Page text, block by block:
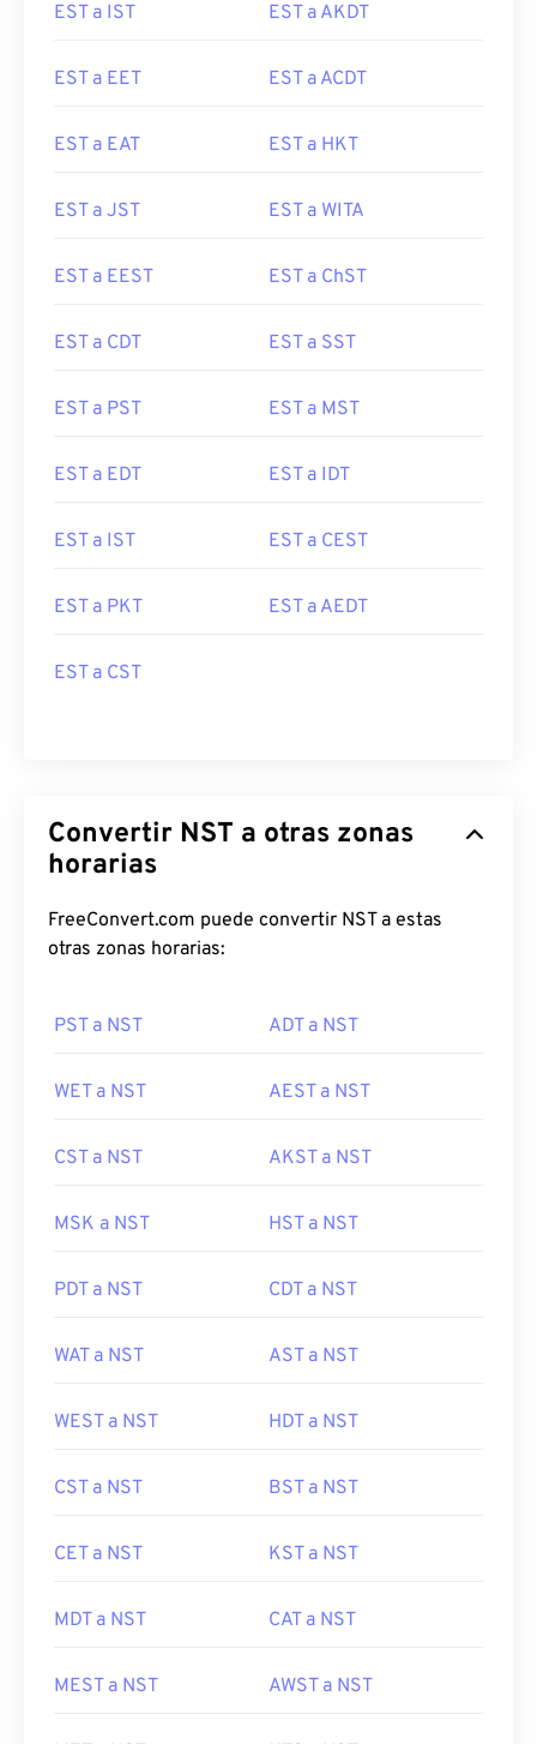
EST a IST EST a AKDT
EST a EET EST a ACDT
EST a EAT EST a HKT
EST a JST EST a WITA
EST a EEST EST a ChST
EST a CDT EST a SST
EST a PST EST a MST
EST a EDT EST a IDT
EST a IST EST a CEST
EST a PKT EST a AEDT
EST a CST
Convertir NST a otras zonas
horarias
FreeConvert.com puede convertir NST a estas
otras zonas horarias:
PST a NST ADT a NST
WET a NST AEST a NST
CST a NST AKST a NST
MSK a NST HST a NST
PDT a NST CDT a NST
WAT a NST AST a NST
WEST a NST HDT a NST
CST a NST BST a NST
CET a NST KST a NST
MDT a NST CAT a NST
MEST a NST AWST a NST